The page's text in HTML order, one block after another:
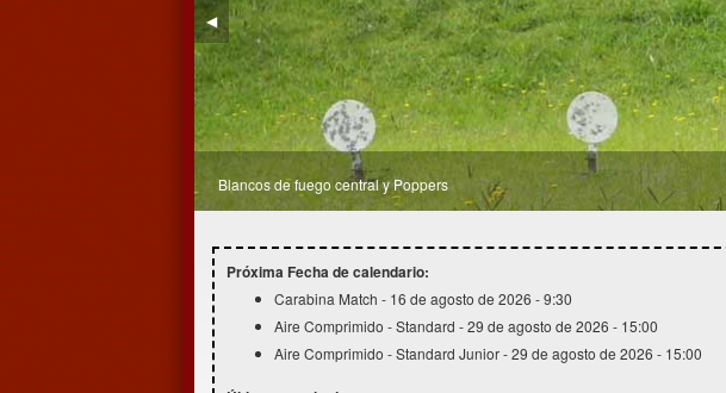
Blancos de fuego central y Poppers
Zona de blancos a 50 metros
◀
Próxima Fecha de calendario:
Carabina Match - 16 de agosto de 2026 - 9:30
Aire Comprimido - Standard - 29 de agosto de 2026 - 15:00
Aire Comprimido - Standard Junior - 29 de agosto de 2026 - 15:00